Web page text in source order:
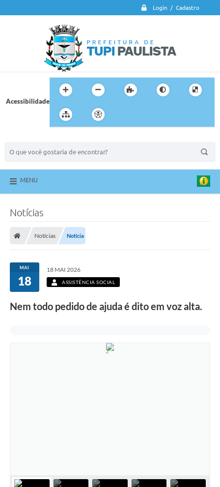
Login / Cadastro
Acessibilidade
MENU
Notícias
Notícias Notícia
MAI
18
18 MAI 2026
ASSISTÊNCIA SOCIAL
Nem todo pedido de ajuda é dito em voz alta.